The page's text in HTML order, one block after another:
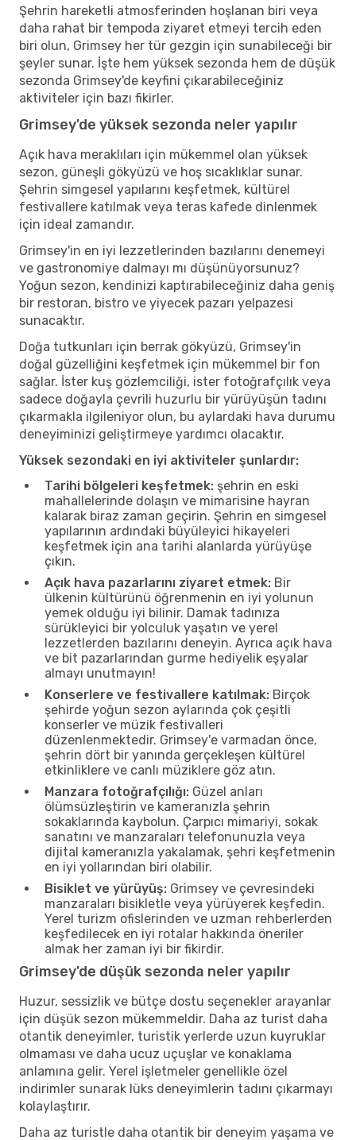
Şehrin hareketli atmosferinden hoşlanan biri veya
daha rahat bir tempoda ziyaret etmeyi tercih eden
biri olun, Grimsey her tür gezgin için sunabileceği bir
şeyler sunar. İşte hem yüksek sezonda hem de düşük
sezonda Grimsey'de keyfini çıkarabileceğiniz
aktiviteler için bazı fikirler.
Grimsey'de yüksek sezonda neler yapılır
Açık hava meraklıları için mükemmel olan yüksek
sezon, güneşli gökyüzü ve hoş sıcaklıklar sunar.
Şehrin simgesel yapılarını keşfetmek, kültürel
festivallere katılmak veya teras kafede dinlenmek
için ideal zamandır.
Grimsey'in en iyi lezzetlerinden bazılarını denemeyi
ve gastronomiye dalmayı mı düşünüyorsunuz?
Yoğun sezon, kendinizi kaptırabileceğiniz daha geniş
bir restoran, bistro ve yiyecek pazarı yelpazesi
sunacaktır.
Doğa tutkunları için berrak gökyüzü, Grimsey'in
doğal güzelliğini keşfetmek için mükemmel bir fon
sağlar. İster kuş gözlemciliği, ister fotoğrafçılık veya
sadece doğayla çevrili huzurlu bir yürüyüşün tadını
çıkarmakla ilgileniyor olun, bu aylardaki hava durumu
deneyiminizi geliştirmeye yardımcı olacaktır.
Yüksek sezondaki en iyi aktiviteler şunlardır:
Tarihi bölgeleri keşfetmek: şehrin en eski
mahallelerinde dolaşın ve mimarisine hayran
kalarak biraz zaman geçirin. Şehrin en simgesel
yapılarının ardındaki büyüleyici hikayeleri
keşfetmek için ana tarihi alanlarda yürüyüşe
çıkın.
Açık hava pazarlarını ziyaret etmek: Bir
ülkenin kültürünü öğrenmenin en iyi yolunun
yemek olduğu iyi bilinir. Damak tadınıza
sürükleyici bir yolculuk yaşatın ve yerel
lezzetlerden bazılarını deneyin. Ayrıca açık hava
ve bit pazarlarından gurme hediyelik eşyalar
almayı unutmayın!
Konserlere ve festivallere katılmak: Birçok
şehirde yoğun sezon aylarında çok çeşitli
konserler ve müzik festivalleri
düzenlenmektedir. Grimsey'e varmadan önce,
şehrin dört bir yanında gerçekleşen kültürel
etkinliklere ve canlı müziklere göz atın.
Manzara fotoğrafçılığı: Güzel anları
ölümsüzleştirin ve kameranızla şehrin
sokaklarında kaybolun. Çarpıcı mimariyi, sokak
sanatını ve manzaraları telefonunuzla veya
dijital kameranızla yakalamak, şehri keşfetmenin
en iyi yollarından biri olabilir.
Bisiklet ve yürüyüş: Grimsey ve çevresindeki
manzaraları bisikletle veya yürüyerek keşfedin.
Yerel turizm ofislerinden ve uzman rehberlerden
keşfedilecek en iyi rotalar hakkında öneriler
almak her zaman iyi bir fikirdir.
Grimsey'de düşük sezonda neler yapılır
Huzur, sessizlik ve bütçe dostu seçenekler arayanlar
için düşük sezon mükemmeldir. Daha az turist daha
otantik deneyimler, turistik yerlerde uzun kuyruklar
olmaması ve daha ucuz uçuşlar ve konaklama
anlamına gelir. Yerel işletmeler genellikle özel
indirimler sunarak lüks deneyimlerin tadını çıkarmayı
kolaylaştırır.
Daha az turistle daha otantik bir deneyim yaşama ve